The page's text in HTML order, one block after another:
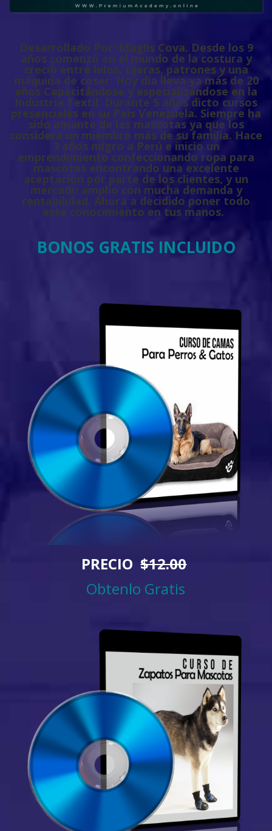
Desarrollado Por: Maglis Cova. Desde los 9
años comenzó en el mundo de la costura y
creció entre hilos, tijeras, patrones y una
máquina de coser. Hoy día lleva ya más de 20
años Capacitándose y especializándose en la
Industria Textil. Durante 5 años dicto cursos
presenciales en su País Venezuela. Siempre ha
sido amante de las mascotas ya que los
considera un miembro más de su familia. Hace
3 años migro a Perú e inicio un
emprendimiento confeccionando ropa para
mascotas encontrando una excelente
aceptación por parte de los clientes, y un
mercado amplio con mucha demanda y
rentabilidad. Ahora a decidido poner todo
este conocimiento en tus manos.
BONOS GRATIS INCLUIDO
PRECIO$12.00
Obtenlo Gratis